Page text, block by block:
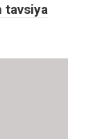
tavsiya